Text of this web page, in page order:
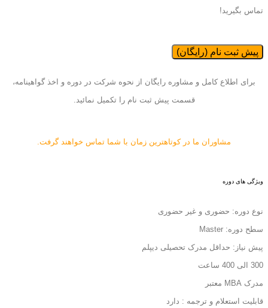
تماس بگیرید!
پیش ثبت نام (رایگان)
برای اطلاع کامل و مشاوره رایگان از نحوه شرکت در دوره و اخذ گواهینامه،
قسمت پیش ثبت نام را تکمیل نمائید.
مشاوران ما در کوتاهترین زمان با شما تماس خواهند گرفت.
ویژگی های دوره
نوع دوره: حضوری و غیر حضوری
سطح دوره: Master
پیش نیاز: حداقل مدرک تحصیلی دیپلم
300 الی 400 ساعت
مدرک MBA معتبر
قابلیت استعلام و ترجمه : دارد